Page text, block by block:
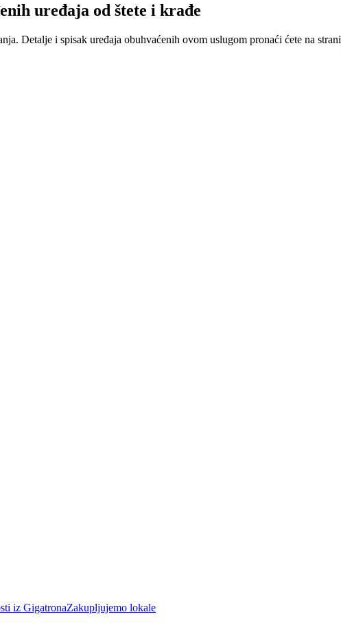
uređaja od štete i krađe
Detalje i spisak uređaja obuhvaćenih ovom uslugom pronaći ćete na strani
iz GigatronaZakupljujemo lokale